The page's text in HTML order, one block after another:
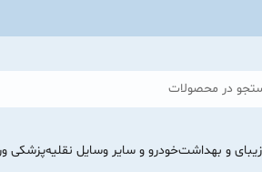
در محصولات
زیبای و بهداشتخودرو و سایر وسایل نقلیهپزشکی